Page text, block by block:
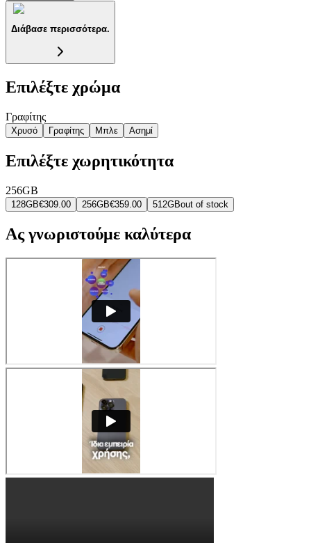
Διάβασε περισσότερα.
Επιλέξτε χρώμα
Γραφίτης
Χρυσό Γραφίτης Μπλε Ασημί
Επιλέξτε χωρητικότητα
256GB
128GB€309.00 256GB€359.00 512GBout of stock
Ας γνωριστούμε καλύτερα